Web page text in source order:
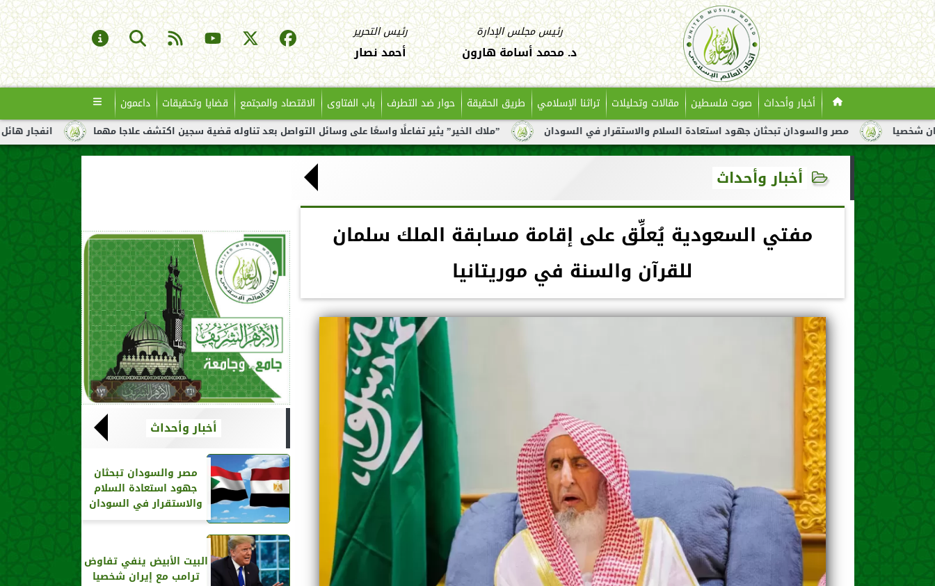
رئيس مجلس الإدارة
د. محمد أسامة هارون
رئيس التحرير
أحمد نصار
أخبار وأحداث صوت فلسطين مقالات وتحليلات تراثنا الإسلامي طريق الحقيقة حوار ضد التطرف باب الفتاوى الاقتصاد والمجتمع قضايا وتحقيقات داعمون
انفجار هائل لناقلة نفط ”ملاك الخير” يثير تفاعلًا واسعًا على وسائل التواصل بعد تناوله قضية سجين اكتشف علاجا مهما مصر والسودان تبحثان جهود استعادة السلام والاستقرار في السودان
أخبار وأحداث
مفتي السعودية يُعلِّق على إقامة مسابقة الملك سلمان
للقرآن والسنة في موريتانيا
أخبار وأحداث
مصر والسودان تبحثان
جهود استعادة السلام
والاستقرار في السودان
البيت الأبيض ينفي تفاوض
ترامب مع إيران شخصيا